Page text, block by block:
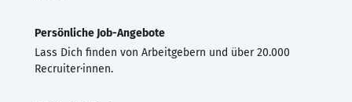
Persönliche Job-Angebote
Lass Dich finden von Arbeitgebern und über 20.000
Recruiter·innen.